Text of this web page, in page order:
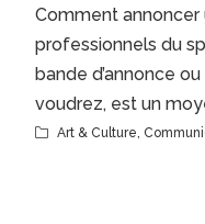
Comment annoncer
professionnels du
bande d’annonce
voudrez, est un
Art & Culture,